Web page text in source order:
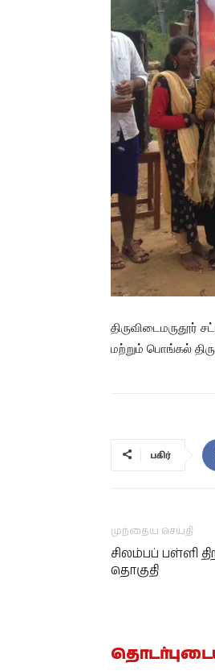
திருவிடைமருதூர்
மற்றும் பொங்கல்
பகிர்
முந்தைய செய்தி
சிலம்பப் பள்ளி
தொகுதி